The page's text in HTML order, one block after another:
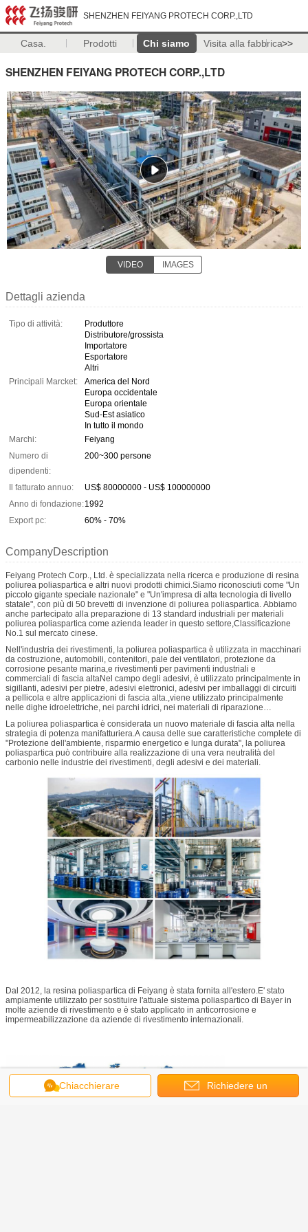
SHENZHEN FEIYANG PROTECH CORP.,LTD
Casa. Prodotti Chi siamo Visita alla fabbrica>>
SHENZHEN FEIYANG PROTECH CORP.,LTD
VIDEO IMAGES
Dettagli azienda
Tipo di attività:
Produttore
Distributore/grossista
Importatore
Esportatore
Altri
Principali Marcket:
America del Nord
Europa occidentale
Europa orientale
Sud-Est asiatico
In tutto il mondo
Marchi:
Feiyang
Numero di
dipendenti:
200~300 persone
Il fatturato annuo:
US$ 80000000 - US$ 100000000
Anno di fondazione:1992
Export pc:
60% - 70%
CompanyDescription
Feiyang Protech Corp., Ltd. è specializzata nella ricerca e produzione di resina
poliurea poliaspartica e altri nuovi prodotti chimici.Siamo riconosciuti come "Un
piccolo gigante speciale nazionale" e "Un'impresa di alta tecnologia di livello
statale", con più di 50 brevetti di invenzione di poliurea poliaspartica. Abbiamo
anche partecipato alla preparazione di 13 standard industriali per materiali
poliurea poliaspartica come azienda leader in questo settore,Classificazione
No.1 sul mercato cinese.
Nell'industria dei rivestimenti, la poliurea poliaspartica è utilizzata in macchinari
da costruzione, automobili, contenitori, pale dei ventilatori, protezione da
corrosione pesante marina,e rivestimenti per pavimenti industriali e
commerciali di fascia altaNel campo degli adesivi, è utilizzato principalmente in
sigillanti, adesivi per pietre, adesivi elettronici, adesivi per imballaggi di circuiti
a pellicola e altre applicazioni di fascia alta.,viene utilizzato principalmente
nelle dighe idroelettriche, nei parchi idrici, nei materiali di riparazione
artificiale sul ghiaccio, e altri materiali strutturali.
La poliurea poliaspartica è considerata un nuovo materiale di fascia alta nella
strategia di potenza manifatturiera.A causa delle sue caratteristiche complete di
"Protezione dell'ambiente, risparmio energetico e lunga durata", la poliurea
poliaspartica può contribuire alla realizzazione di una vera neutralità del
carbonio nelle industrie dei rivestimenti, degli adesivi e dei materiali.
Dal 2012, la resina poliaspartica di Feiyang è stata fornita all'estero.E' stato
ampiamente utilizzato per sostituire l'attuale sistema poliaspartico di Bayer in
molte aziende di rivestimento e è stato applicato in anticorrosione e
impermeabilizzazione da aziende di rivestimento internazionali.
Chiacchierare Richiedere un